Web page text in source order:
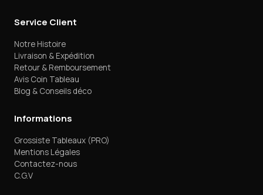
Service Client
Notre Histoire
Livraison & Expédition
Retour & Remboursement
Avis Coin Tableau
Blog & Conseils déco
Informations
Grossiste Tableaux (PRO)
Mentions Légales
Contactez-nous
C.G.V